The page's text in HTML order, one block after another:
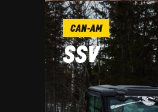
CAN-AM
SSV